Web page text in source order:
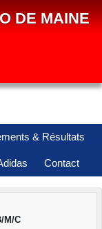
DE MAINE
& Résultats
Contact
M/C